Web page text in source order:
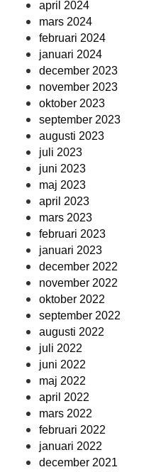
april 2024
mars 2024
februari 2024
januari 2024
december 2023
november 2023
oktober 2023
september 2023
augusti 2023
juli 2023
juni 2023
maj 2023
april 2023
mars 2023
februari 2023
januari 2023
december 2022
november 2022
oktober 2022
september 2022
augusti 2022
juli 2022
juni 2022
maj 2022
april 2022
mars 2022
februari 2022
januari 2022
december 2021